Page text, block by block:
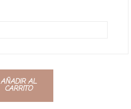
AÑADIR AL
CARRITO